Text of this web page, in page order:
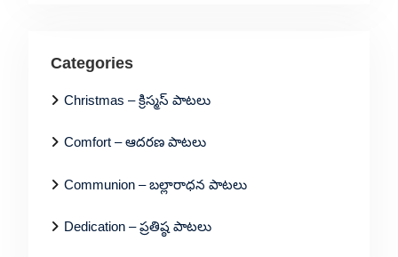
Categories
Christmas – క్రిస్మస్ పాటలు
Comfort – ఆదరణ పాటలు
Communion – బల్లారాధన పాటలు
Dedication – ప్రతిష్ఠ పాటలు